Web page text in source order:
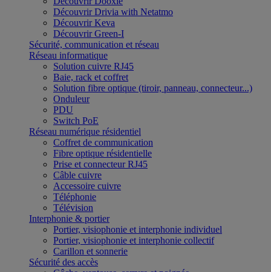
Découvrir Drivia with Netatmo
Découvrir Keva
Découvrir Green-I
Sécurité, communication et réseau
Réseau informatique
Solution cuivre RJ45
Baie, rack et coffret
Solution fibre optique (tiroir, panneau, connecteur...)
Onduleur
PDU
Switch PoE
Réseau numérique résidentiel
Coffret de communication
Fibre optique résidentielle
Prise et connecteur RJ45
Câble cuivre
Accessoire cuivre
Téléphonie
Télévision
Interphonie & portier
Portier, visiophonie et interphonie individuel
Portier, visiophonie et interphonie collectif
Carillon et sonnerie
Sécurité des accès